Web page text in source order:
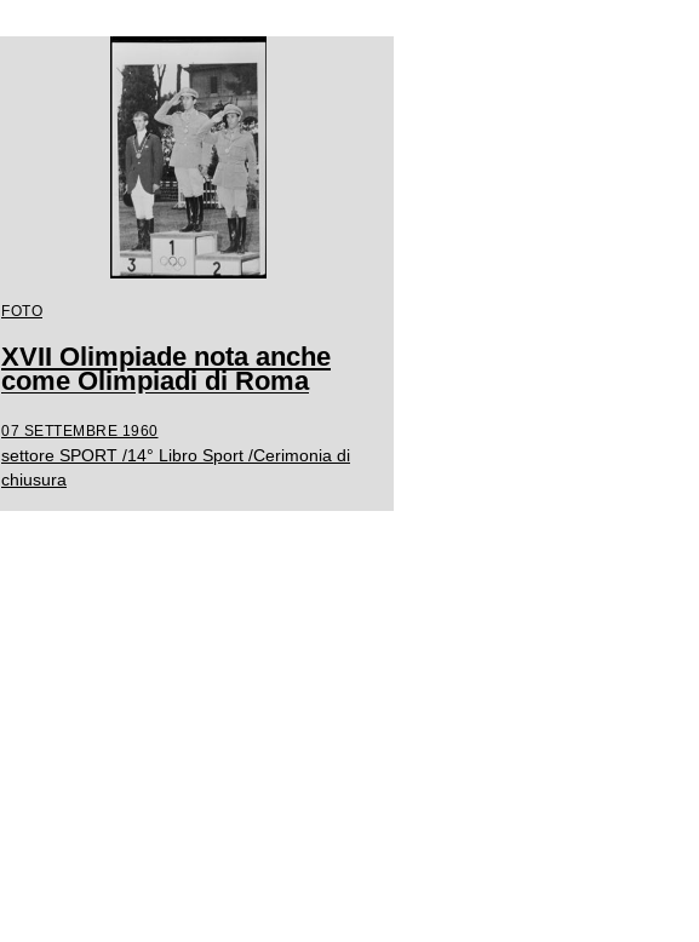
FOTO
XVII Olimpiade nota anche
come Olimpiadi di Roma
07 SETTEMBRE 1960
settore SPORT /14° Libro Sport /Cerimonia di
chiusura